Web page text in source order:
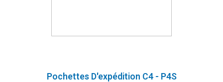
Pochettes D'expédition C4 - P4S